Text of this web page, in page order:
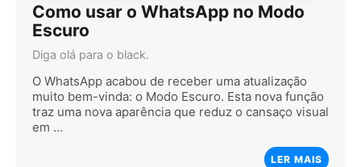
Como usar o WhatsApp no Modo
Escuro
Diga olá para o black.
O WhatsApp acabou de receber uma atualização
muito bem-vinda: o Modo Escuro. Esta nova função
traz uma nova aparência que reduz o cansaço visual
em …
LER MAIS